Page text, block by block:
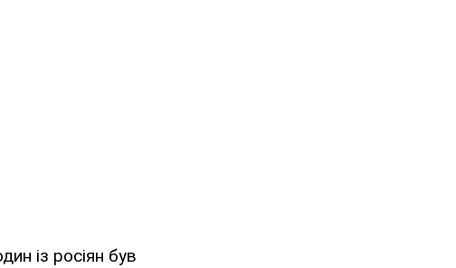
із росіян був